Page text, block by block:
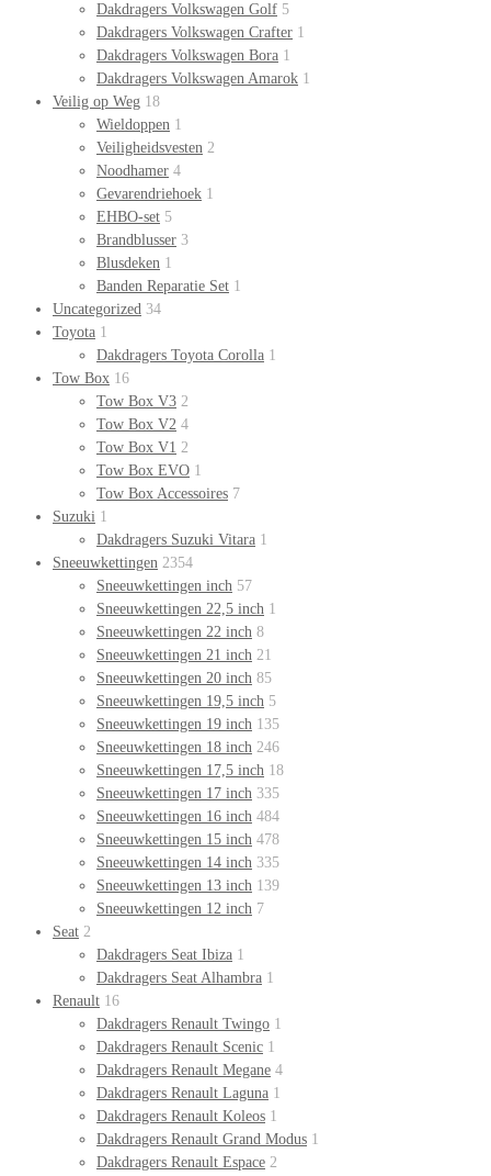
Dakdragers Volkswagen Golf 5
Dakdragers Volkswagen Crafter 1
Dakdragers Volkswagen Bora 1
Dakdragers Volkswagen Amarok 1
Veilig op Weg 18
Wieldoppen 1
Veiligheidsvesten 2
Noodhamer 4
Gevarendriehoek 1
EHBO-set 5
Brandblusser 3
Blusdeken 1
Banden Reparatie Set 1
Uncategorized 34
Toyota 1
Dakdragers Toyota Corolla 1
Tow Box 16
Tow Box V3 2
Tow Box V2 4
Tow Box V1 2
Tow Box EVO 1
Tow Box Accessoires 7
Suzuki 1
Dakdragers Suzuki Vitara 1
Sneeuwkettingen 2354
Sneeuwkettingen inch 57
Sneeuwkettingen 22,5 inch 1
Sneeuwkettingen 22 inch 8
Sneeuwkettingen 21 inch 21
Sneeuwkettingen 20 inch 85
Sneeuwkettingen 19,5 inch 5
Sneeuwkettingen 19 inch 135
Sneeuwkettingen 18 inch 246
Sneeuwkettingen 17,5 inch 18
Sneeuwkettingen 17 inch 335
Sneeuwkettingen 16 inch 484
Sneeuwkettingen 15 inch 478
Sneeuwkettingen 14 inch 335
Sneeuwkettingen 13 inch 139
Sneeuwkettingen 12 inch 7
Seat 2
Dakdragers Seat Ibiza 1
Dakdragers Seat Alhambra 1
Renault 16
Dakdragers Renault Twingo 1
Dakdragers Renault Scenic 1
Dakdragers Renault Megane 4
Dakdragers Renault Laguna 1
Dakdragers Renault Koleos 1
Dakdragers Renault Grand Modus 1
Dakdragers Renault Espace 2